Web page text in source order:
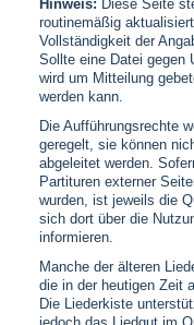
Hinweis: Diese Seite
routinemäßig
Vollständigkeit der
Sollte eine Datei gegen
wird um Mitteilung
werden kann.
Die Aufführungsrechte
geregelt, sie können
abgeleitet werden.
Partituren externer
wurden, ist jeweils die
sich dort über die
informieren.
Manche der älteren
die in der heutigen Zeit
Die Liederkiste